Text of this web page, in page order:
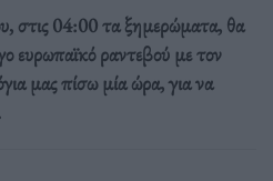
στις 04:00 τα ξημερώματα, θα
ευρωπαϊκό ραντεβού με τον
μας πίσω μία ώρα, για να